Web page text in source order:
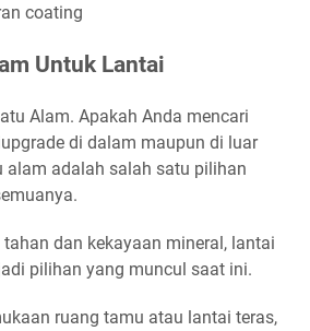
coating
Untuk Lantai
Alam. Apakah Anda mencari
di dalam maupun di luar
alam adalah salah satu pilihan
dan kekayaan mineral, lantai
pilihan yang muncul saat ini.
ruang tamu atau lantai teras,